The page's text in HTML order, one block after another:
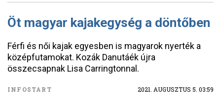
Öt magyar kajakegység a döntőben
Férfi és női kajak egyesben is magyarok nyerték a
középfutamokat. Kozák Danutáék újra
összecsapnak Lisa Carringtonnal.
INFOSTART 2021. AUGUSZTUS 5. 03:59